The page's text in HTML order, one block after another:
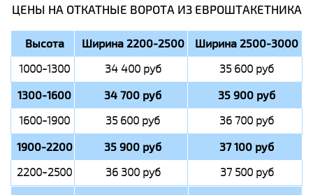
ЦЕНЫ НА ОТКАТНЫЕ ВОРОТА ИЗ ЕВРОШТАКЕТНИКА
Высота Ширина 2200-2500 Ширина 2500-3000
1000-1300 34 400 руб 35 600 руб
1300-1600 34 700 руб 35 900 руб
1600-1900 35 600 руб 36 700 руб
1900-2200 35 900 руб 37 100 руб
2200-2500 36 300 руб 37 500 руб